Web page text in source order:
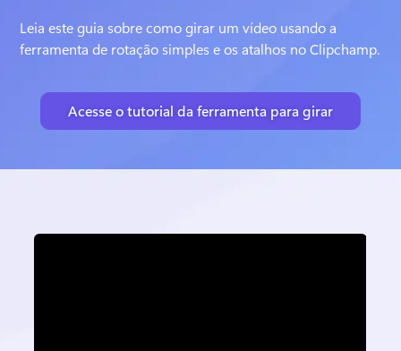
Leia este guia sobre como girar um vídeo usando a
Acesse o tutorial da ferramenta para girar